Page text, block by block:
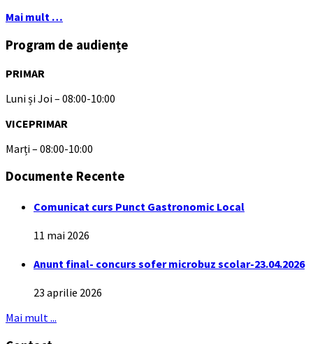
Mai mult …
Program de audiențe
PRIMAR
Luni și Joi – 08:00-10:00
VICEPRIMAR
Marți – 08:00-10:00
Documente Recente
Comunicat curs Punct Gastronomic Local
11 mai 2026
Anunt final- concurs sofer microbuz scolar-23.04.2026
23 aprilie 2026
Mai mult ...